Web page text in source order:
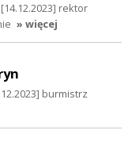
rektor
» więcej
burmistrz